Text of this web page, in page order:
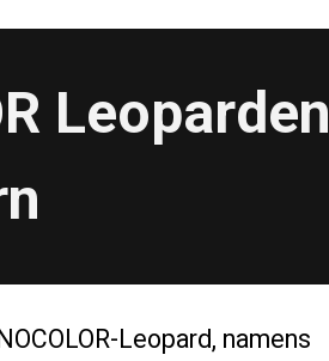
Leoparden
Leopard, namens